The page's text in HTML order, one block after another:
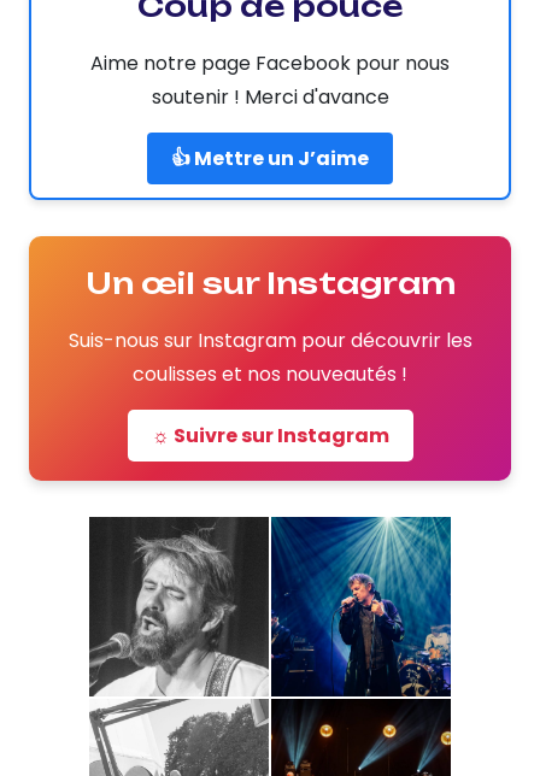
Aime notre page Facebook pour nous
soutenir ! Merci d'avance
👍 Mettre un J’aime
Un œil sur Instagram
Suis-nous sur Instagram pour découvrir les
coulisses et nos nouveautés !
☼ Suivre sur Instagram